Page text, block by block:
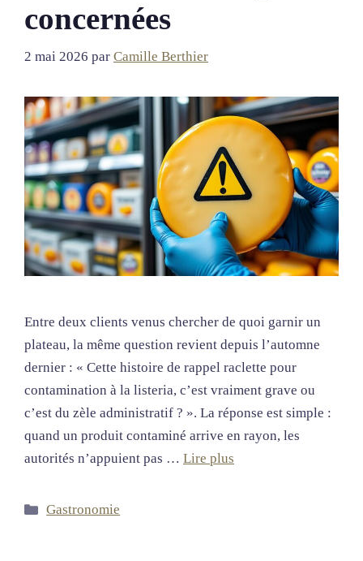
concernées
2 mai 2026 par Camille Berthier
Entre deux clients venus chercher de quoi garnir un
plateau, la même question revient depuis l’automne
dernier : « Cette histoire de rappel raclette pour
contamination à la listeria, c’est vraiment grave ou
c’est du zèle administratif ? ». La réponse est simple :
quand un produit contaminé arrive en rayon, les
autorités n’appuient pas … Lire plus
Catégories
Gastronomie